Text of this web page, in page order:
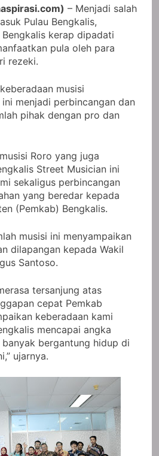
– Menjadi salah
Pulau Bengkalis,
kerap dipadati
pula oleh para
rezeki.
musisi
menjadi perbincangan dan
pihak dengan pro dan
Roro yang juga
Street Musician ini
sekaligus perbincangan
yang beredar kepada
(Pemkab) Bengkalis.
musisi ini menyampaikan
dilapangan kepada Wakil
Santoso.
tersanjung atas
cepat Pemkab
keberadaan kami
mencapai angka
banyak bergantung hidup di
ujarnya.